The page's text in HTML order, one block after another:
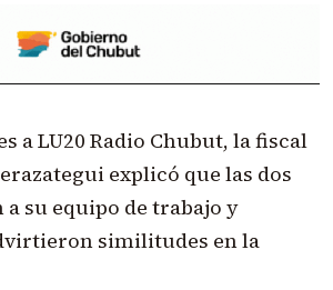
a LU20 Radio Chubut, la fiscal
explicó que las dos
su equipo de trabajo y
similitudes en la